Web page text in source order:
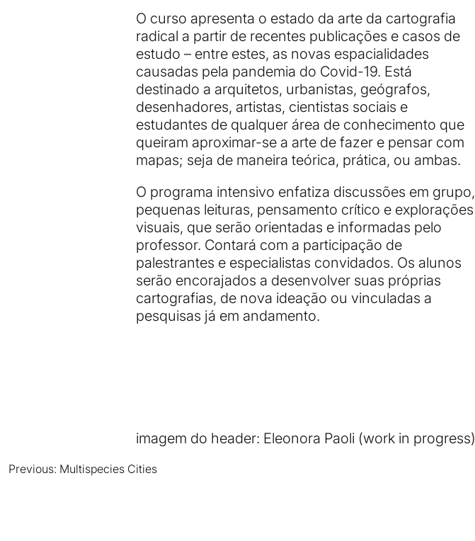
O curso apresenta o estado da arte da cartografia
radical a partir de recentes publicações e casos de
estudo – entre estes, as novas espacialidades
causadas pela pandemia do Covid-19. Está
destinado a arquitetos, urbanistas, geógrafos,
desenhadores, artistas, cientistas sociais e
estudantes de qualquer área de conhecimento que
queiram aproximar-se a arte de fazer e pensar com
mapas; seja de maneira teórica, prática, ou ambas.
O programa intensivo enfatiza discussões em grupo,
pequenas leituras, pensamento crítico e explorações
visuais, que serão orientadas e informadas pelo
professor. Contará com a participação de
palestrantes e especialistas convidados. Os alunos
serão encorajados a desenvolver suas próprias
cartografias, de nova ideação ou vinculadas a
pesquisas já em andamento.
imagem do header: Eleonora Paoli (work in progress)
Navegación
Previous: Multispecies Cities